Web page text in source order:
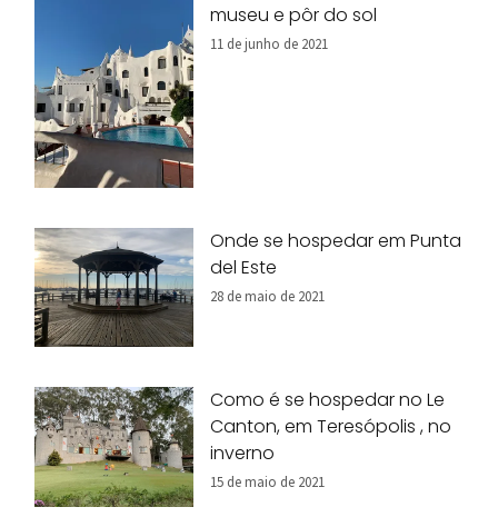
museu e pôr do sol
11 de junho de 2021
Onde se hospedar em Punta
del Este
28 de maio de 2021
Como é se hospedar no Le
Canton, em Teresópolis , no
inverno
15 de maio de 2021